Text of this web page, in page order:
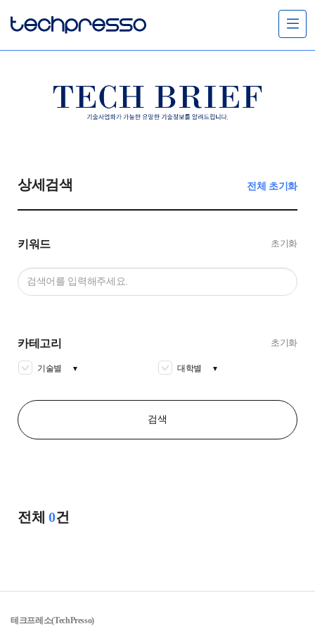
메
뉴
전체 0건
상세검색 전체 초기화
키워드 초기화
카테고리 초기화
기술별 ▼ 대학별 ▼
검색
테크프레소(TechPresso)